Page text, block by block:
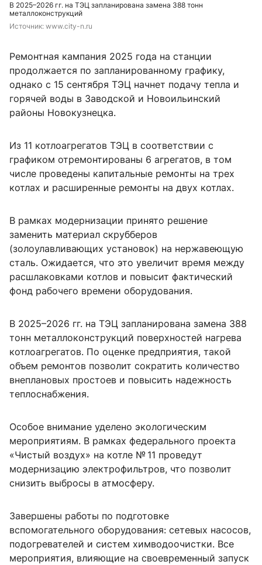
В 2025–2026 гг. на ТЭЦ запланирована замена 388 тонн
металлоконструкций
Источник: www.city-n.ru
Ремонтная кампания 2025 года на станции
продолжается по запланированному графику,
однако с 15 сентября ТЭЦ начнет подачу тепла и
горячей воды в Заводской и Новоильинский
районы Новокузнецка.
Из 11 котлоагрегатов ТЭЦ в соответствии с
графиком отремонтированы 6 агрегатов, в том
числе проведены капитальные ремонты на трех
котлах и расширенные ремонты на двух котлах.
В рамках модернизации принято решение
заменить материал скрубберов
(золоулавливающих установок) на нержавеющую
сталь. Ожидается, что это увеличит время между
расшлаковками котлов и повысит фактический
фонд рабочего времени оборудования.
В 2025–2026 гг. на ТЭЦ запланирована замена 388
тонн металлоконструкций поверхностей нагрева
котлоагрегатов. По оценке предприятия, такой
объем ремонтов позволит сократить количество
внеплановых простоев и повысить надежность
теплоснабжения.
Особое внимание уделено экологическим
мероприятиям. В рамках федерального проекта
«Чистый воздух» на котле № 11 проведут
модернизацию электрофильтров, что позволит
снизить выбросы в атмосферу.
Завершены работы по подготовке
вспомогательного оборудования: сетевых насосов,
подогревателей и систем химводоочистки. Все
мероприятия, влияющие на своевременный запуск